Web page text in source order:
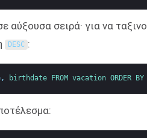
αύξουσα σειρά· για να
DESC :
, birthdate FROM vacation ORDER